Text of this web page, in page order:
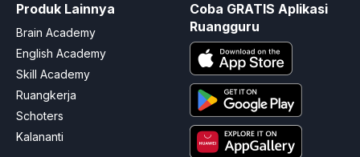
Produk Lainnya
Brain Academy
English Academy
Skill Academy
Ruangkerja
Schoters
Kalananti
Coba GRATIS Aplikasi
Ruangguru